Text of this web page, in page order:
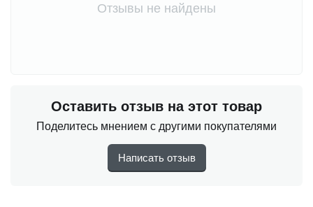
Отзывы не найдены
Оставить отзыв на этот товар
Поделитесь мнением с другими покупателями
Написать отзыв